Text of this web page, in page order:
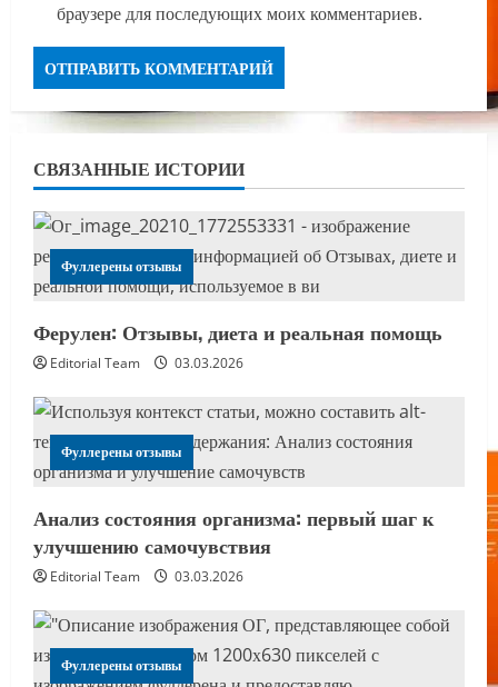
браузере для последующих моих комментариев.
СВЯЗАННЫЕ ИСТОРИИ
Фуллерены отзывы
Ферулен: Отзывы, диета и реальная помощь
Editorial Team 03.03.2026
Фуллерены отзывы
Анализ состояния организма: первый шаг к
улучшению самочувствия
Editorial Team 03.03.2026
Фуллерены отзывы